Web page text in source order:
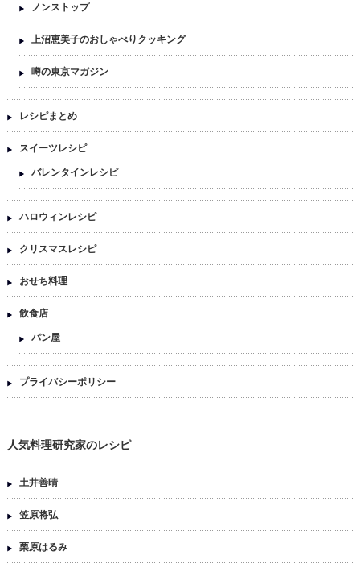
ノンストップ
上沼恵美子のおしゃべりクッキング
噂の東京マガジン
レシピまとめ
スイーツレシピ
バレンタインレシピ
ハロウィンレシピ
クリスマスレシピ
おせち料理
飲食店
パン屋
プライバシーポリシー
人気料理研究家のレシピ
土井善晴
笠原将弘
栗原はるみ